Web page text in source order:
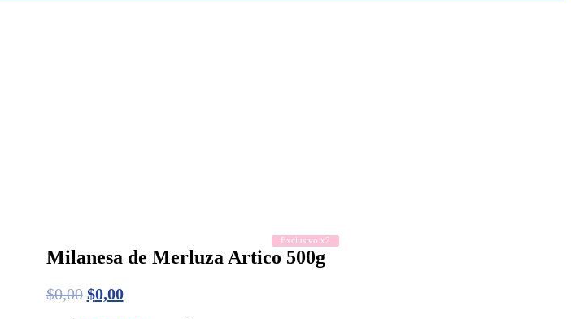
Exclusivo x2
Milanesa de Merluza Artico 500g
$0,00 $0,00